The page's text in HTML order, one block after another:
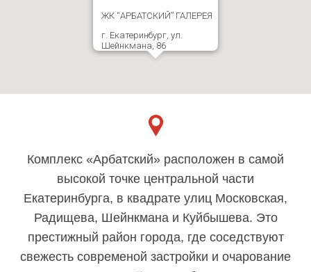
ЖК “АРБАТСКИЙ” ГАЛЕРЕЯ
г. Екатеринбург, ул.
Шейнкмана, 86
Комплекс «Арбатский» расположен в самой
высокой точке центральной части
Екатеринбурга, в квадрате улиц Московская,
Радищева, Шейнкмана и Куйбышева. Это
престижный район города, где соседствуют
свежесть современой застройки и очарование